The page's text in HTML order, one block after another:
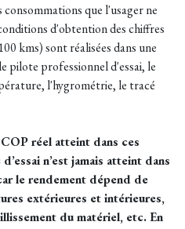
que l'usager ne
d'obtention des chiffres
kms) sont réalisées dans une
pilote professionnel d'essai, le
l'hygrométrie, le tracé
réel atteint dans ces
n’est jamais atteint dans
le rendement dépend de
extérieures et intérieures,
du matériel, etc. En